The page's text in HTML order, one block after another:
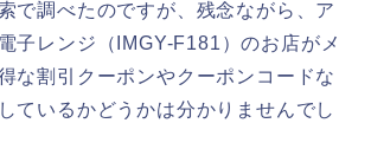
で調べたのですが、残念ながら、ア
子レンジ（IMGY-F181）のお店がメ
な割引クーポンやクーポンコードな
ているかどうかは分かりませんでし